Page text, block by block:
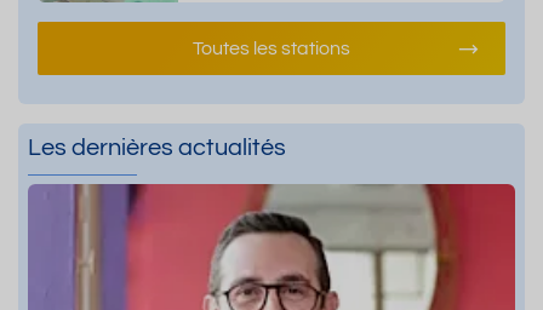
Toutes les stations
Les dernières actualités